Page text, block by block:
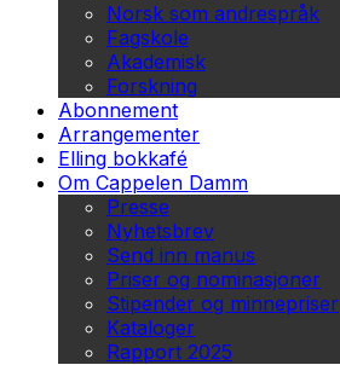
Norsk som andrespråk
Fagskole
Akademisk
Forskning
Abonnement
Arrangementer
Elling bokkafé
Om Cappelen Damm
Presse
Nyhetsbrev
Send inn manus
Priser og nominasjoner
Stipender og minnepriser
Kataloger
Rapport 2025